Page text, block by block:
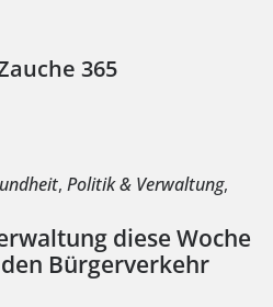
365
, Politik & Verwaltung,
diese Woche
Bürgerverkehr